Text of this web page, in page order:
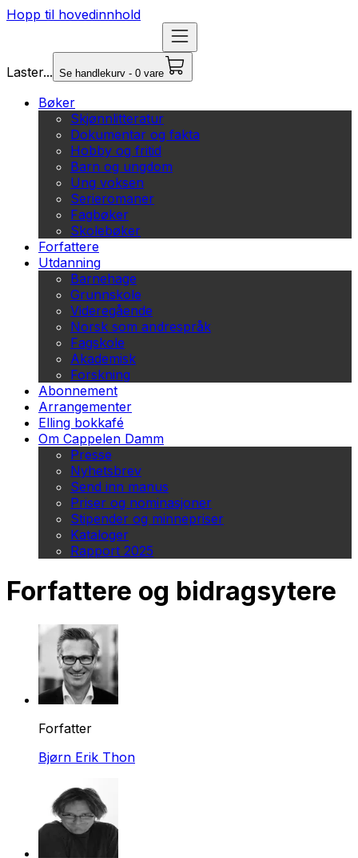
Hopp til hovedinnhold
Laster... Se handlekurv - 0 vare
Bøker
Skjønnlitteratur
Dokumentar og fakta
Hobby og fritid
Barn og ungdom
Ung voksen
Serieromaner
Fagbøker
Skolebøker
Forfattere
Utdanning
Barnehage
Grunnskole
Videregående
Norsk som andrespråk
Fagskole
Akademisk
Forskning
Abonnement
Arrangementer
Elling bokkafé
Om Cappelen Damm
Presse
Nyhetsbrev
Send inn manus
Priser og nominasjoner
Stipender og minnepriser
Kataloger
Rapport 2025
Forfattere og bidragsytere
Forfatter
Bjørn Erik Thon